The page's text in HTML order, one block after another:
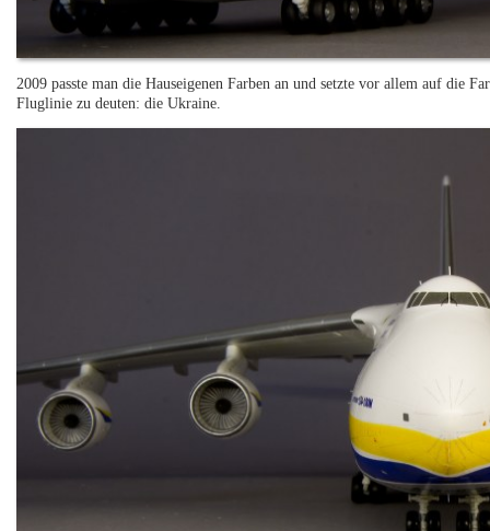
2009 passte man die Hauseigenen Farben an und setzte vor allem auf die
Fluglinie zu deuten: die Ukraine.